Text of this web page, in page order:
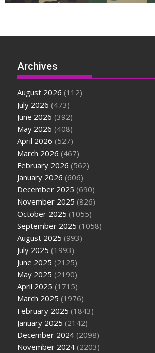
Archives
August 2026 (112)
July 2026 (473)
June 2026 (392)
May 2026 (408)
April 2026 (527)
March 2026 (467)
February 2026 (562)
January 2026 (606)
December 2025 (690)
November 2025 (826)
October 2025 (1055)
September 2025 (1058)
August 2025 (993)
July 2025 (1993)
June 2025 (2125)
May 2025 (2190)
April 2025 (1715)
March 2025 (1976)
February 2025 (1843)
January 2025 (2142)
December 2024 (2098)
November 2024 (2203)